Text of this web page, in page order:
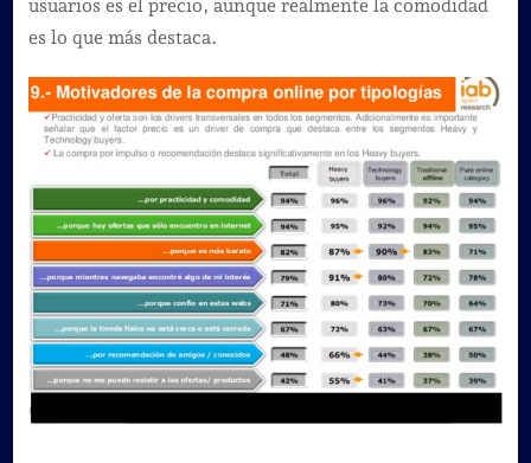
usuarios es el precio, aunque realmente la comodidad
es lo que más destaca.